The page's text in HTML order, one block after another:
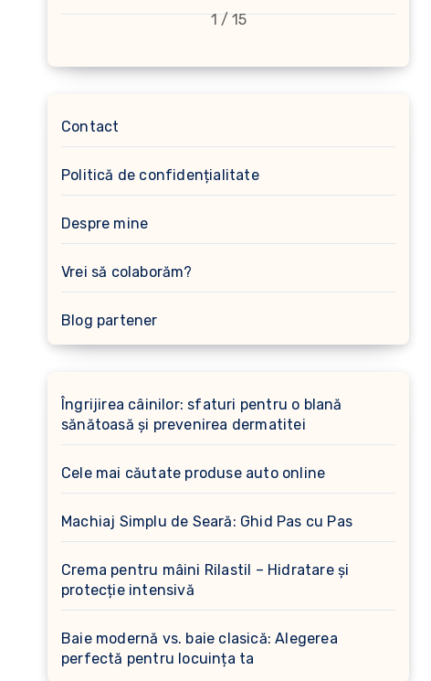
1 / 15
Contact
Politică de confidențialitate
Despre mine
Vrei să colaborăm?
Blog partener
Îngrijirea câinilor: sfaturi pentru o blană
sănătoasă și prevenirea dermatitei
Cele mai căutate produse auto online
Machiaj Simplu de Seară: Ghid Pas cu Pas
Crema pentru mâini Rilastil – Hidratare și
protecție intensivă
Baie modernă vs. baie clasică: Alegerea
perfectă pentru locuința ta